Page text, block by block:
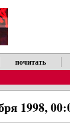
почитать
1998,